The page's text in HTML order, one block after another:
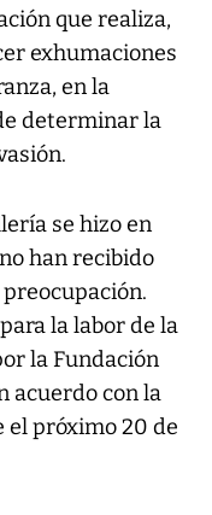
que realiza,
exhumaciones
en la
determinar la
se hizo en
han recibido
la labor de la
la Fundación
acuerdo con la
el próximo 20 de